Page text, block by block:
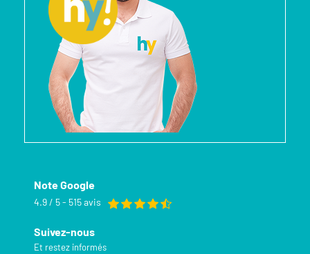
Note Google
4.9 / 5 - 515 avis
Suivez-nous
Et restez informés